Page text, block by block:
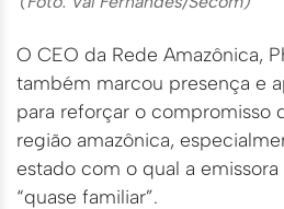
O CEO da Rede Amazônica,
também marcou presença e
para reforçar o compromisso
região amazônica,
estado com o qual a
“quase familiar”.